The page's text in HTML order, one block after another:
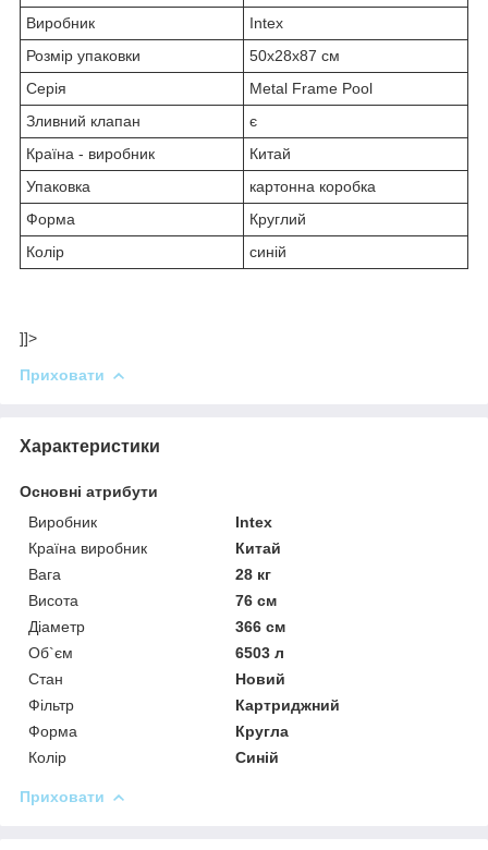
Виробник
Intex
Розмір упаковки
50x28x87 см
Серія
Metal Frame Pool
Зливний клапан
є
Країна - виробник
Китай
Упаковка
картонна коробка
Форма
Круглий
Колір
синій
]]>
Приховати
Характеристики
Основні атрибути
Виробник
Intex
Країна виробник
Китай
Вага
28 кг
Висота
76 см
Діаметр
366 см
Об`єм
6503 л
Стан
Новий
Фільтр
Картриджний
Форма
Кругла
Колір
Синій
Приховати